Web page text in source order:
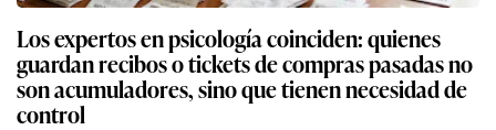
Los expertos en psicología coinciden: quienes
guardan recibos o tickets de compras pasadas no
son acumuladores, sino que tienen necesidad de
control